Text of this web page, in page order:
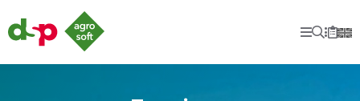
mit
Primary
Suche